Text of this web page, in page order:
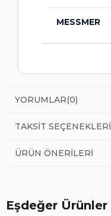
MESSMER
YORUMLAR(0)
TAKSIT SEÇENEKLERI
ÜRÜN ÖNERILERI
Eşdeğer Ürünler